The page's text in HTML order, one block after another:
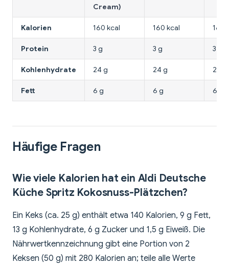
Cream)
Kalorien 160 kcal 160 kcal 160
Protein 3 g 3 g 3 g
Kohlenhydrate 24 g 24 g 24 g
Fett 6 g 6 g 6 g
Häufige Fragen
Wie viele Kalorien hat ein Aldi Deutsche
Küche Spritz Kokosnuss-Plätzchen?
Ein Keks (ca. 25 g) enthält etwa 140 Kalorien, 9 g Fett,
13 g Kohlenhydrate, 6 g Zucker und 1,5 g Eiweiß. Die
Nährwertkennzeichnung gibt eine Portion von 2
Keksen (50 g) mit 280 Kalorien an; teile alle Werte